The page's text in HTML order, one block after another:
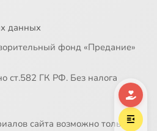
данных
фонд «Предание»
ст.582 ГК РФ. Без налога
сайта возможно только в